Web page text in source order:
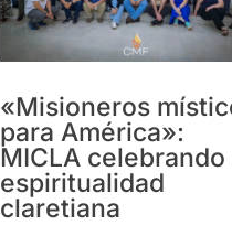
«Misioneros
para América»:
MICLA celebrando
espiritualidad
claretiana